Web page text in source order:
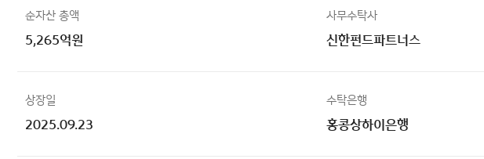
순자산 총액
5,265억원
사무수탁사
신한펀드파트너스
상장일
2025.09.23
수탁은행
홍콩상하이은행